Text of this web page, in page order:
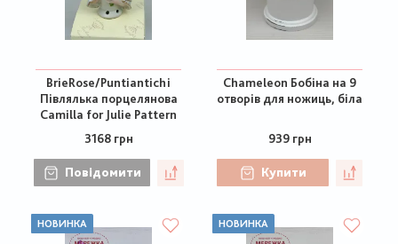
BrieRose/Puntiantichi
Півлялька порцелянова
Camilla for Julie Pattern
3168 грн
Повідомити
Chameleon Бобіна на 9
отворів для ножиць, біла
939 грн
Купити
НОВИНКА НОВИНКА